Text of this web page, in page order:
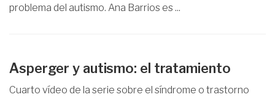
problema del autismo. Ana Barrios es ...
Asperger y autismo: el tratamiento
Cuarto vídeo de la serie sobre el síndrome o trastorno